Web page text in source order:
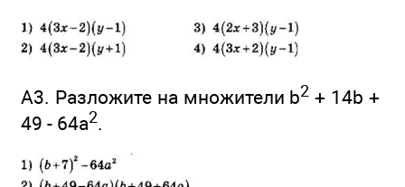
А3. Разложите на множители b2 + 14b +
49 - 64а2.